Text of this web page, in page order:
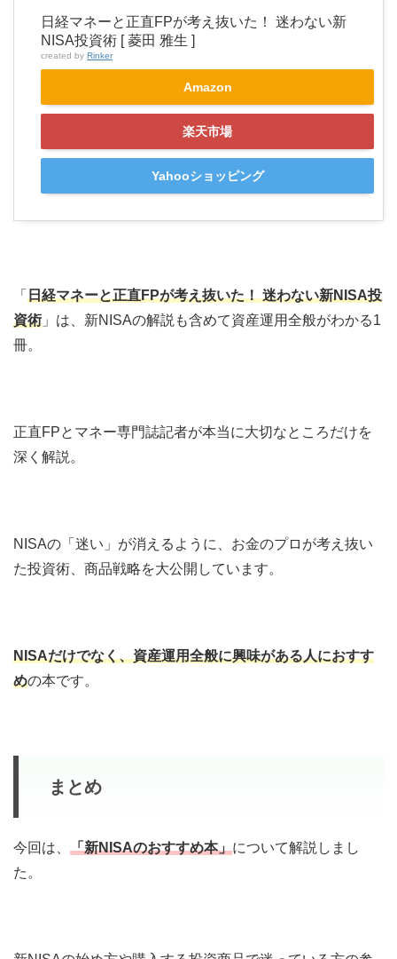
日経マネーと正直FPが考え抜いた！ 迷わない新
NISA投資術 [ 菱田 雅生 ]
created by Rinker
Amazon
楽天市場
Yahooショッピング
「 日経マネーと正直FPが考え抜いた！ 迷わない新NISA投
資術 」は、新NISAの解説も含めて資産運用全般がわかる1
冊。
正直FPとマネー専門誌記者が本当に大切なところだけを
深く解説。
NISAの「迷い」が消えるように、お金のプロが考え抜い
た投資術、商品戦略を大公開しています。
NISAだけでなく、資産運用全般に興味がある人におすす
めの本です。
まとめ
今回は、 「新NISAのおすすめ本」について解説しまし
た。